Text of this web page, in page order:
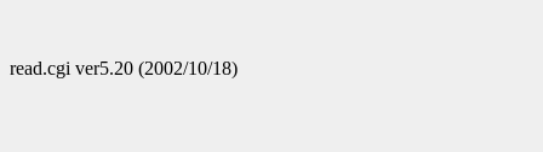
read.cgi ver5.20 (2002/10/18)